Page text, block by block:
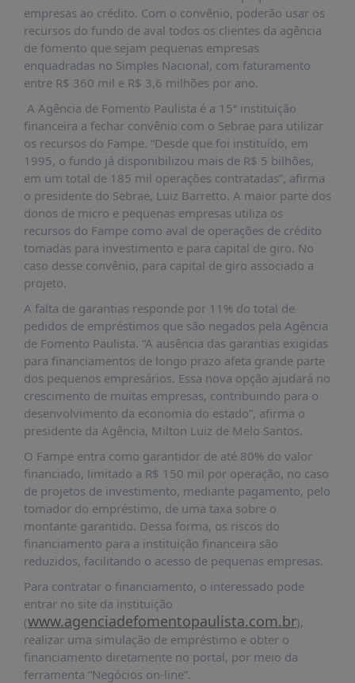
DADOS
FRENTE
PARLAMENTAR
SOBRE
A
MATERIAIS
INFORMAÇÕES
CURSOS
E
EVENTOS
INSCRIÇÕES
MATERIAIS
DISPONÍVEIS
PUBLICAÇÕES
REVISTA
RUMOS
LIVROS
ESTUDOS
NOTÍCIAS
PRÊMIO
ABDE-
BID
ABDE
DE
JORNALISMO
SABER
+
empresas ao crédito. Com o convênio, poderão usar os
recursos do fundo de aval todos os clientes da agência
de fomento que sejam pequenas empresas
enquadradas no Simples Nacional, com faturamento
entre R$ 360 mil e R$ 3,6 milhões por ano.
A Agência de Fomento Paulista é a 15ª instituição
financeira a fechar convênio com o Sebrae para utilizar
os recursos do Fampe. “Desde que foi instituído, em
1995, o fundo já disponibilizou mais de R$ 5 bilhões,
em um total de 185 mil operações contratadas”, afirma
o presidente do Sebrae, Luiz Barretto. A maior parte dos
donos de micro e pequenas empresas utiliza os
recursos do Fampe como aval de operações de crédito
tomadas para investimento e para capital de giro. No
caso desse convênio, para capital de giro associado a
projeto.
A falta de garantias responde por 11% do total de
pedidos de empréstimos que são negados pela Agência
de Fomento Paulista. “A ausência das garantias exigidas
para financiamentos de longo prazo afeta grande parte
dos pequenos empresários. Essa nova opção ajudará no
crescimento de muitas empresas, contribuindo para o
desenvolvimento da economia do estado”, afirma o
presidente da Agência, Milton Luiz de Melo Santos.
O Fampe entra como garantidor de até 80% do valor
financiado, limitado a R$ 150 mil por operação, no caso
de projetos de investimento, mediante pagamento, pelo
tomador do empréstimo, de uma taxa sobre o
montante garantido. Dessa forma, os riscos do
financiamento para a instituição financeira são
reduzidos, facilitando o acesso de pequenas empresas.
Para contratar o financiamento, o interessado pode
entrar no site da instituição
(www.agenciadefomentopaulista.com.br),
realizar uma simulação de empréstimo e obter o
financiamento diretamente no portal, por meio da
ferramenta “Negócios on-line”.